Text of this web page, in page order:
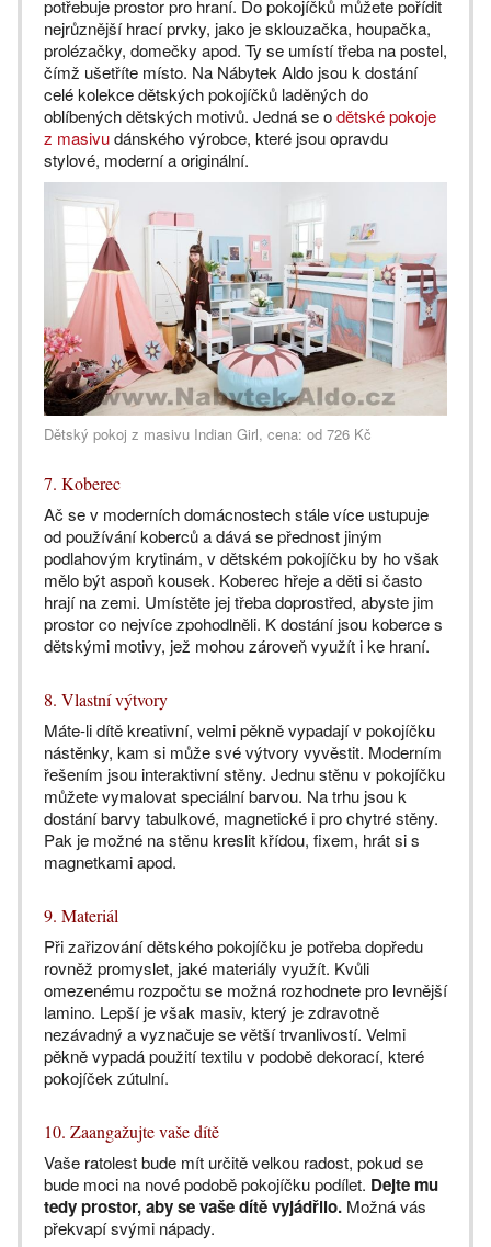
potřebuje prostor pro hraní. Do pokojíčků můžete pořídit
nejrůznější hrací prvky, jako je sklouzačka, houpačka,
prolézačky, domečky apod. Ty se umístí třeba na postel,
čímž ušetříte místo. Na Nábytek Aldo jsou k dostání
celé kolekce dětských pokojíčků laděných do
oblíbených dětských motivů. Jedná se odětské pokoje
z masivudánského výrobce, které jsou opravdu
stylové, moderní a originální.
Dětský pokoj z masivu Indian Girl, cena: od 726 Kč
7. Koberec
Ač se v moderních domácnostech stále více ustupuje
od používání koberců a dává se přednost jiným
podlahovým krytinám, v dětském pokojíčku by ho však
mělo být aspoň kousek. Koberec hřeje a děti si často
hrají na zemi. Umístěte jej třeba doprostřed, abyste jim
prostor co nejvíce zpohodlněli. K dostání jsou koberce s
dětskými motivy, jež mohou zároveň využít i ke hraní.
8. Vlastní výtvory
Máte-li dítě kreativní, velmi pěkně vypadají v pokojíčku
nástěnky, kam si může své výtvory vyvěstit. Moderním
řešením jsou interaktivní stěny. Jednu stěnu v pokojíčku
můžete vymalovat speciální barvou. Na trhu jsou k
dostání barvy tabulkové, magnetické i pro chytré stěny.
Pak je možné na stěnu kreslit křídou, fixem, hrát si s
magnetkami apod.
9. Materiál
Při zařizování dětského pokojíčku je potřeba dopředu
rovněž promyslet, jaké materiály využít. Kvůli
omezenému rozpočtu se možná rozhodnete pro levnější
lamino. Lepší je však masiv, který je zdravotně
nezávadný a vyznačuje se větší trvanlivostí. Velmi
pěkně vypadá použití textilu v podobě dekorací, které
pokojíček zútulní.
10. Zaangažujte vaše dítě
Vaše ratolest bude mít určitě velkou radost, pokud se
bude moci na nové podobě pokojíčku podílet. Dejte mu
tedy prostor, aby se vaše dítě vyjádřilo. Možná vás
překvapí svými nápady.